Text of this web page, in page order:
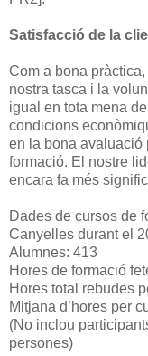
Satisfacció de la
Com a bona
nostra tasca i la
igual en tota mena
condicions
en la bona avaluació
formació. El nostre
encara fa més
Dades de cursos de
Canyelles durant el
Alumnes: 413
Hores de formació
Hores total rebudes
Mitjana d’hores per
(No inclou
persones)